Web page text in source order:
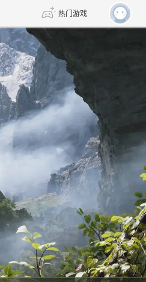
热门游戏
DNF 传奇4
剑网3旗舰版 新天龙八部
新仙侠5